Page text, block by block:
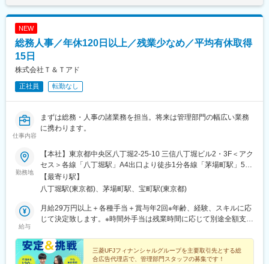
NEW
総務人事／年休120日以上／残業少なめ／平均有休取得
15日
株式会社Ｔ＆Ｔアド
正社員 転勤なし
仕事内容
まずは総務・人事の諸業務を担当。将来は管理部門の幅広い業務
に携わります。
勤務地
【本社】東京都中央区八丁堀2-25-10 三信八丁堀ビル2・3F＜アク
セス＞各線「八丁堀駅」A4出口より徒歩1分各線「茅場町駅」5出
口より徒歩6分
【最寄り駅】
八丁堀駅(東京都)、茅場町駅、宝町駅(東京都)
給与
月給29万円以上＋各種手当＋賞与年2回※年齢、経験、スキルに応
じて決定致します。※時間外手当は残業時間に応じて別途全額支給
三菱UFJフィナンシャルグループを主要取引先とする総
合広告代理店で、管理部門スタッフの募集です！